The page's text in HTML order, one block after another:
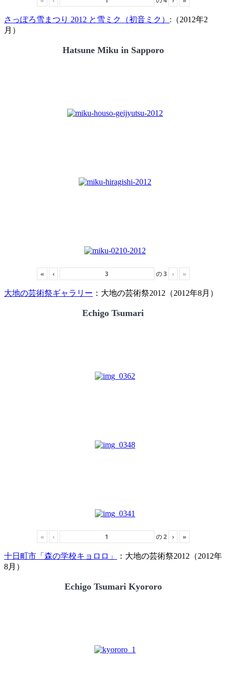
さっぽろ雪まつり 2012 と雪ミク（初音ミク） :（2012年2
月）
Hatsune Miku in Sapporo
« ‹ の3 › »
大地の芸術祭ギャラリー ：大地の芸術祭2012（2012年8月）
Echigo Tsumari
« ‹ の2 › »
十日町市「森の学校キョロロ」
：大地の芸術祭2012（2012年
8月）
Echigo Tsumari Kyororo